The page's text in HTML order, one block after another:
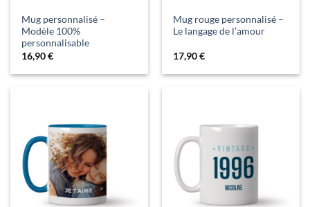
Mug personnalisé –
Modèle 100%
personnalisable
16,90€
Mug rouge personnalisé –
Le langage de l’amour
17,90€